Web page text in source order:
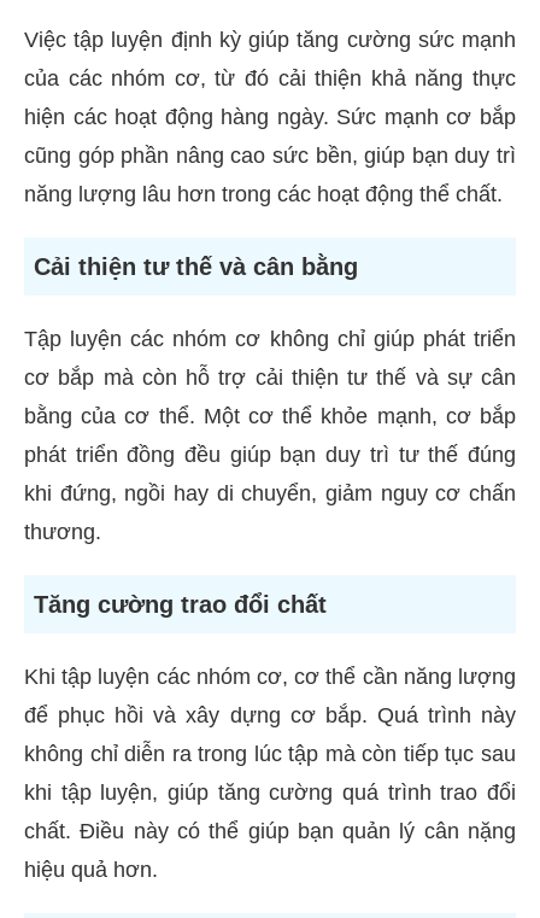
Việc tập luyện định kỳ giúp tăng cường sức mạnh
của các nhóm cơ, từ đó cải thiện khả năng thực
hiện các hoạt động hàng ngày. Sức mạnh cơ bắp
cũng góp phần nâng cao sức bền, giúp bạn duy trì
năng lượng lâu hơn trong các hoạt động thể chất.
Cải thiện tư thế và cân bằng
Tập luyện các nhóm cơ không chỉ giúp phát triển
cơ bắp mà còn hỗ trợ cải thiện tư thế và sự cân
bằng của cơ thể. Một cơ thể khỏe mạnh, cơ bắp
phát triển đồng đều giúp bạn duy trì tư thế đúng
khi đứng, ngồi hay di chuyển, giảm nguy cơ chấn
thương.
Tăng cường trao đổi chất
Khi tập luyện các nhóm cơ, cơ thể cần năng lượng
để phục hồi và xây dựng cơ bắp. Quá trình này
không chỉ diễn ra trong lúc tập mà còn tiếp tục sau
khi tập luyện, giúp tăng cường quá trình trao đổi
chất. Điều này có thể giúp bạn quản lý cân nặng
hiệu quả hơn.